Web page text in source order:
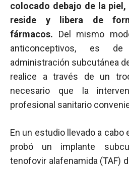
colocado debajo de la
reside y libera de
fármacos. Del mismo
anticonceptivos, es
administración subcutánea
realice a través de un
necesario que la
profesional sanitario
En un estudio llevado a cabo
probó un implante
tenofovir alafenamida (TAF)